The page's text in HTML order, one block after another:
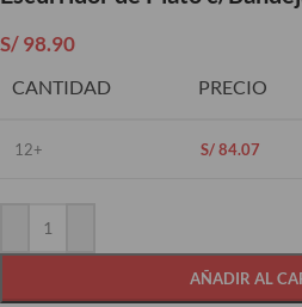
S/98.90
CANTIDAD PRECIO
12+ S/84.07
AÑADIR AL